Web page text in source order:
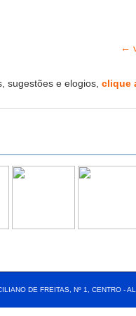
←
sugestões e elogios, clique
DE FREITAS, Nº 1, CENTRO